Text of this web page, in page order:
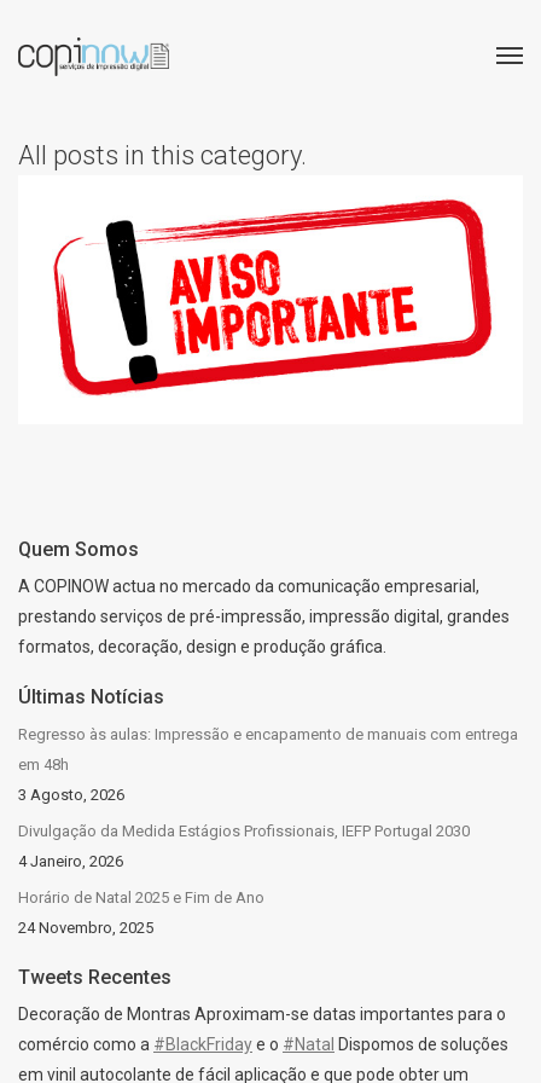
All posts in this category.
COMUNICADO:
ATUALIZAÇÃO
IMPORTANTE
Quem Somos
A COPINOW actua no mercado da comunicação empresarial,
prestando serviços de pré-impressão, impressão digital, grandes
formatos, decoração, design e produção gráfica.
Últimas Notícias
Regresso às aulas: Impressão e encapamento de manuais com entrega
em 48h
3 Agosto, 2026
Divulgação da Medida Estágios Profissionais, IEFP Portugal 2030
4 Janeiro, 2026
Horário de Natal 2025 e Fim de Ano
24 Novembro, 2025
Tweets Recentes
Decoração de Montras Aproximam-se datas importantes para o
comércio como a #BlackFridaye o #Natal Dispomos de soluções
em vinil autocolante de fácil aplicação e que pode obter um